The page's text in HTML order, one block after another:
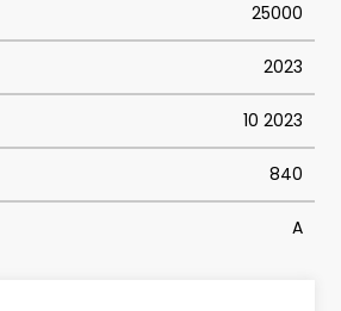
25000
2023
10 2023
840
A